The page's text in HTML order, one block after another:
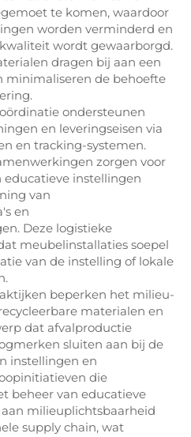
te komen, waardoor
worden verminderd en
wordt gewaarborgd.
dragen bij aan een
minimaliseren de behoefte
ondersteunen
en leveringseisen via
en tracking-systemen.
zorgen voor
instellingen
van
en
Deze logistieke
meubelinstallaties soepel
van de instelling of lokale
beperken het milieu-
materialen en
dat afvalproductie
sluiten aan bij de
instellingen en
die
beheer van educatieve
milieuplichtsbaarheid
supply chain, wat